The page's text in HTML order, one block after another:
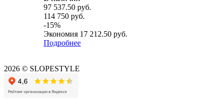
97 537.50 руб.
114 750 руб.
-15%
Экономия 17 212.50 руб.
Подробнее
2026 © SLOPESTYLE